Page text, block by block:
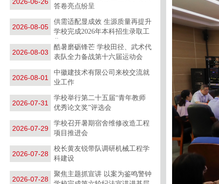
答卷亮点纷呈
供需适配显成效 生源质量再提升
学校完成2026年本科招生录取工
2026-08-05
酷暑磨砺锋芒 学校田径、武术代
表队全力备战第十六届运动会
2026-08-03
中徽建技术有限公司来校交流就
业工作
2026-08-01
学校举行第二十五届“青年教师
优秀论文奖”评选会
2026-07-31
学校召开暑期宿舍维修改造工程
项目推进会
2026-07-29
校长黄友锐带队调研机械工程学
科建设
2026-07-28
聚焦主题抓宣讲 以案为鉴鸣警钟
2026-07-28